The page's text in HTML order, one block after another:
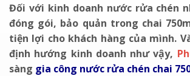
Đối với kinh doanh nước rửa chén
đóng gói, bảo quản trong chai
tiện lợi cho khách hàng của mình.
định hướng kinh doanh như vậy,
sàng gia công nước rửa chén chai